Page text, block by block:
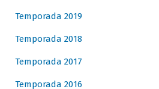
Temporada 2019
Temporada 2018
Temporada 2017
Temporada 2016